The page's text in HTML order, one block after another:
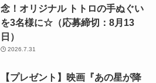
念！オリジナル トトロの手ぬぐい
を3名様に☆（応募締切：8月13
日）
2026.7.31
【プレゼント】映画『あの星が降